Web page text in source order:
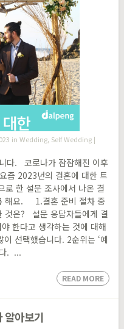
inWedding, Self Wedding |
다. 코로나가 잠잠해진 이후
즘 2023년의 결혼에 대한 트
로 한 설문 조사에서 나온 결
해요. 1.결혼 준비 절차 중
것은? 설문 응답자들에게 결
한다고 생각하는 것에 대해
선택했습니다. 2순위는 ‘예
. ...
READ MORE
알아보기